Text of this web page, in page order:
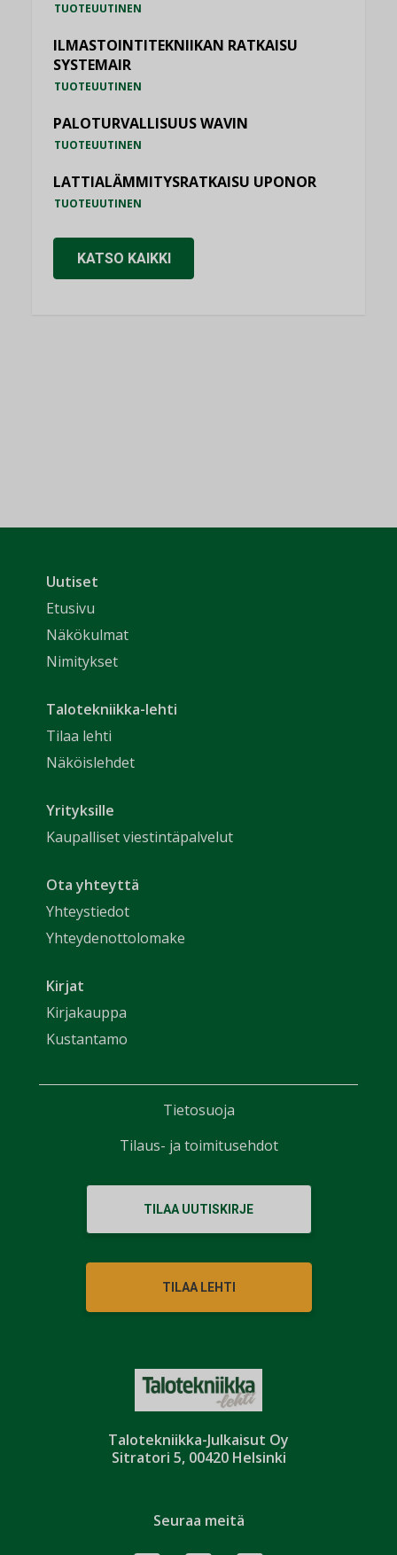
TUOTEUUTINEN
ILMASTOINTITEKNIIKAN RATKAISU
SYSTEMAIR
TUOTEUUTINEN
PALOTURVALLISUUS WAVIN
TUOTEUUTINEN
LATTIALÄMMITYSRATKAISU UPONOR
TUOTEUUTINEN
KATSO KAIKKI
Talotekniikka-Julkaisut Oy
Sitratori 5, 00420 Helsinki
Uutiset
Etusivu
Näkökulmat
Nimitykset
Talotekniikka-lehti
Tilaa lehti
Näköislehdet
Yrityksille
Kaupalliset viestintäpalvelut
Ota yhteyttä
Yhteystiedot
Yhteydenottolomake
Kirjat
Kirjakauppa
Kustantamo
TILAA UUTISKIRJE
TILAA LEHTI
Seuraa meitä
Tietosuoja
Tilaus- ja toimitusehdot